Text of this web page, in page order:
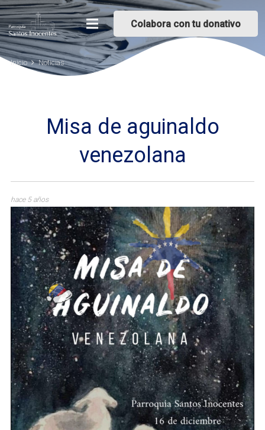
Colabora con tu donativo
Inicio Noticias
Misa de aguinaldo
venezolana
hace 5 años